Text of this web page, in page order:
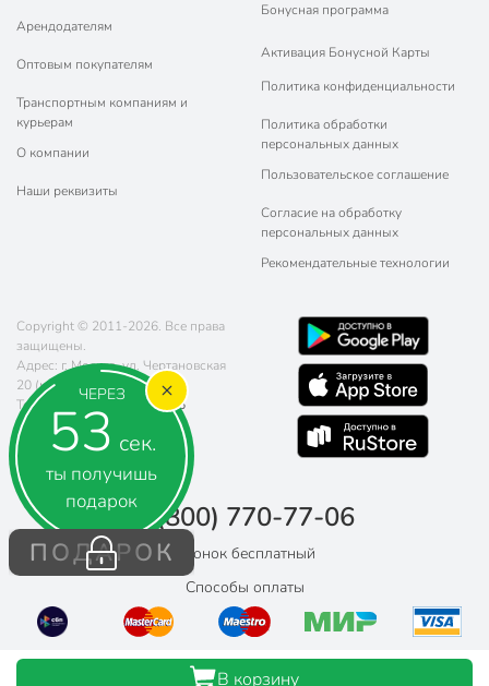
ЧЕРЕЗ
52 сек.
ты получишь
подарок
ПОДАРОК
Арендодателям
Оптовым покупателям
Транспортным компаниям и
курьерам
О компании
Наши реквизиты
Бонусная программа
Активация Бонусной Карты
Политика конфиденциальности
Политика обработки
персональных данных
Пользовательское соглашение
Согласие на обработку
персональных данных
Рекомендательные технологии
Copyright © 2011-2026. Все права
защищены.
Адрес: г. Москва, ул. Чертановская
20 (метро Южная)
Телефон:
8 (800) 770-77-06
Почта:sales@poryadok.ru
8 (800) 770-77-06
Звонок бесплатный
Способы оплаты
В корзину